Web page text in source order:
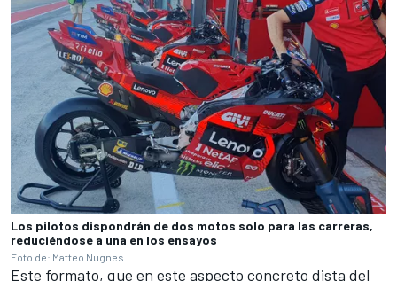
Los pilotos dispondrán de dos motos solo para las carreras,
reduciéndose a una en los ensayos
Foto de: Matteo Nugnes
Este formato, que en este aspecto concreto dista del